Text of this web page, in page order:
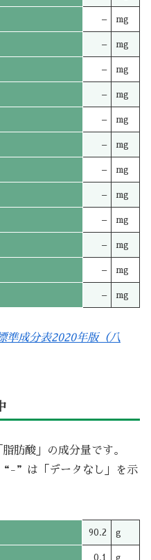
– mg
– mg
– mg
– mg
– mg
– mg
– mg
– mg
– mg
– mg
– mg
– mg
成分表2020年版（八
肪酸」の成分量です。
”は「データなし」を示
90.2 g
0.1 g